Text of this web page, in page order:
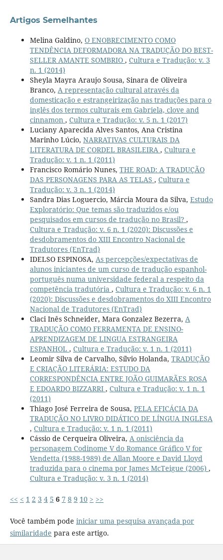
Artigos Semelhantes
Melina Galdino, O ENOBRECIMENTO COMO
TENDÊNCIA DEFORMADORA NA TRADUÇÃO DO BEST-
SELLER AMANTE SOMBRIO , Cultura e Tradução: v. 3
n. 1 (2014)
Sheyla Mayra Araujo Sousa, Sinara de Oliveira
Branco, A representação cultural através da
domesticação e estrangeirização nas traduções para o
inglês dos termos culturais em Gabriela, clove and
cinnamon , Cultura e Tradução: v. 5 n. 1 (2017)
Luciany Aparecida Alves Santos, Ana Cristina
Marinho Lúcio, NARRATIVAS CULTURAIS DA
LITERATURA DE CORDEL BRASILEIRA , Cultura e
Tradução: v. 1 n. 1 (2011)
Francisco Romário Nunes, THE ROAD: A TRADUÇÃO
DAS PERSONAGENS PARA AS TELAS , Cultura e
Tradução: v. 3 n. 1 (2014)
Sandra Dias Loguercio, Márcia Moura da Silva, Estudo
Exploratório: Que temas são traduzidos e/ou
pesquisados em cursos de tradução no Brasil? ,
Cultura e Tradução: v. 6 n. 1 (2020): Discussões e
desdobramentos do XIII Encontro Nacional de
Tradutores (EnTrad)
IDELSO ESPINOSA, As percepções/expectativas de
alunos iniciantes de um curso de tradução espanhol-
português numa universidade federal a respeito da
competência tradutória , Cultura e Tradução: v. 6 n. 1
(2020): Discussões e desdobramentos do XIII Encontro
Nacional de Tradutores (EnTrad)
Claci Inês Schneider, Mara Gonzalez Bezerra, A
TRADUÇÃO COMO FERRAMENTA DE ENSINO-
APRENDIZAGEM DE LINGUA ESTRANGEIRA
ESPANHOL , Cultura e Tradução: v. 1 n. 1 (2011)
Leomir Silva de Carvalho, Sílvio Holanda, TRADUÇÃO
E CRIAÇÃO LITERÁRIA: ESTUDO DA
CORRESPONDÊNCIA ENTRE JOÃO GUIMARÃES ROSA
E EDOARDO BIZZARRI , Cultura e Tradução: v. 1 n. 1
(2011)
Thiago José Ferreira de Sousa, PELA EFICÁCIA DA
TRADUÇÃO NO LIVRO DIDÁTICO DE LÍNGUA INGLESA
, Cultura e Tradução: v. 1 n. 1 (2011)
Cássio de Cerqueira Oliveira, A onisciência da
personagem Codinome V do Romance Gráfico V for
Vendetta (1988-1989) de Allan Moore e David Lloyd
traduzida para o cinema por James McTeigue (2006) ,
Cultura e Tradução: v. 3 n. 1 (2014)
<< < 1 2 3 4 5 6 7 8 9 10 > >>
Você também pode iniciar uma pesquisa avançada por
similaridade para este artigo.